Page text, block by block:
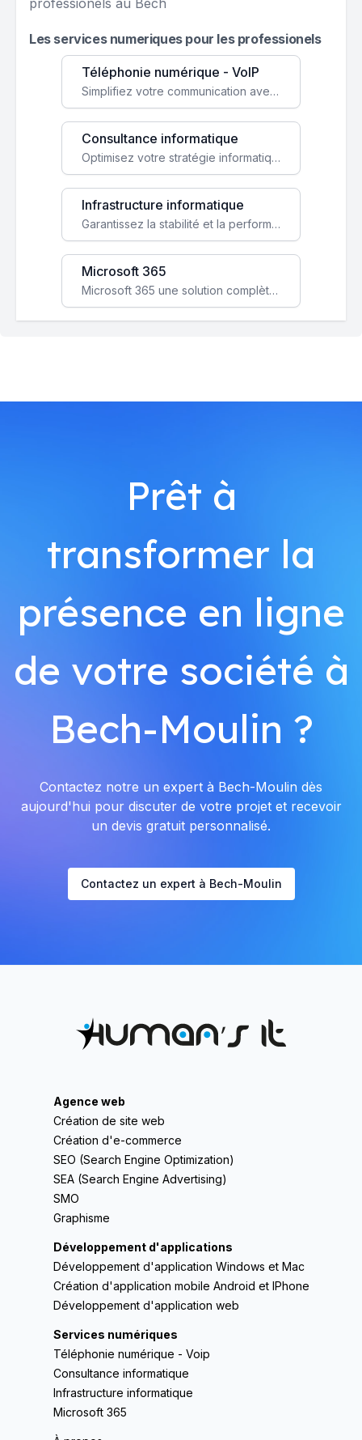
professionels au Bech
Les services numeriques pour les professionels
Téléphonie numérique - VoIP
Simplifiez votre communication avec une solution VoIP flexible, économique et adaptée à vos besoins professionnels.
Consultance informatique
Optimisez votre stratégie informatique avec l'expertise de nos consultants pour améliorer votre efficacité et sécurité.
Infrastructure informatique
Garantissez la stabilité et la performance de votre entreprise avec une infrastructure IT sécurisée et évolutive.
Microsoft 365
Microsoft 365 une solution complète qui booste votre productivité, renforce la sécurité de vos données et facilite la collaboration.
Prêt à
transformer la
présence en ligne
de votre société à
Bech-Moulin ?
Contactez notre un expert à Bech-Moulin dès
aujourd'hui pour discuter de votre projet et recevoir
un devis gratuit personnalisé.
Contactez un expert à Bech-Moulin
Agence web
Création de site web
Création d'e-commerce
SEO (Search Engine Optimization)
SEA (Search Engine Advertising)
SMO
Graphisme
Développement d'applications
Développement d'application Windows et Mac
Création d'application mobile Android et IPhone
Développement d'application web
Services numériques
Téléphonie numérique - Voip
Consultance informatique
Infrastructure informatique
Microsoft 365